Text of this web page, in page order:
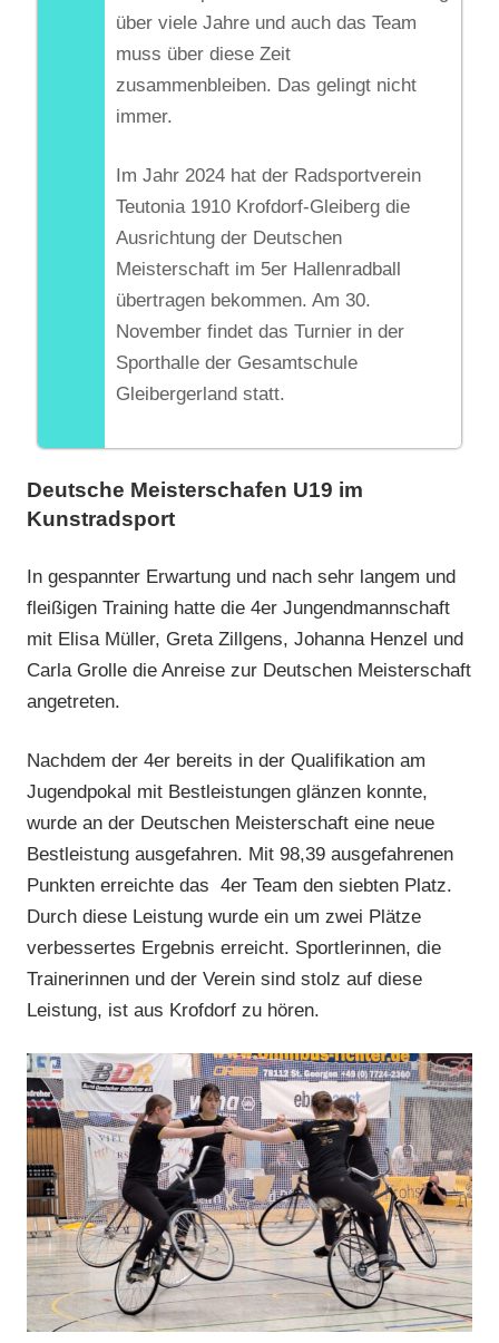
über viele Jahre und auch das Team
muss über diese Zeit
zusammenbleiben. Das gelingt nicht
immer.
Im Jahr 2024 hat der Radsportverein
Teutonia 1910 Krofdorf-Gleiberg die
Ausrichtung der Deutschen
Meisterschaft im 5er Hallenradball
übertragen bekommen. Am 30.
November findet das Turnier in der
Sporthalle der Gesamtschule
Gleibergerland statt.
Deutsche Meisterschafen U19 im
Kunstradsport
In gespannter Erwartung und nach sehr langem und
fleißigen Training hatte die 4er Jungendmannschaft
mit Elisa Müller, Greta Zillgens, Johanna Henzel und
Carla Grolle die Anreise zur Deutschen Meisterschaft
angetreten.
Nachdem der 4er bereits in der Qualifikation am
Jugendpokal mit Bestleistungen glänzen konnte,
wurde an der Deutschen Meisterschaft eine neue
Bestleistung ausgefahren. Mit 98,39 ausgefahrenen
Punkten erreichte das 4er Team den siebten Platz.
Durch diese Leistung wurde ein um zwei Plätze
verbessertes Ergebnis erreicht. Sportlerinnen, die
Trainerinnen und der Verein sind stolz auf diese
Leistung, ist aus Krofdorf zu hören.